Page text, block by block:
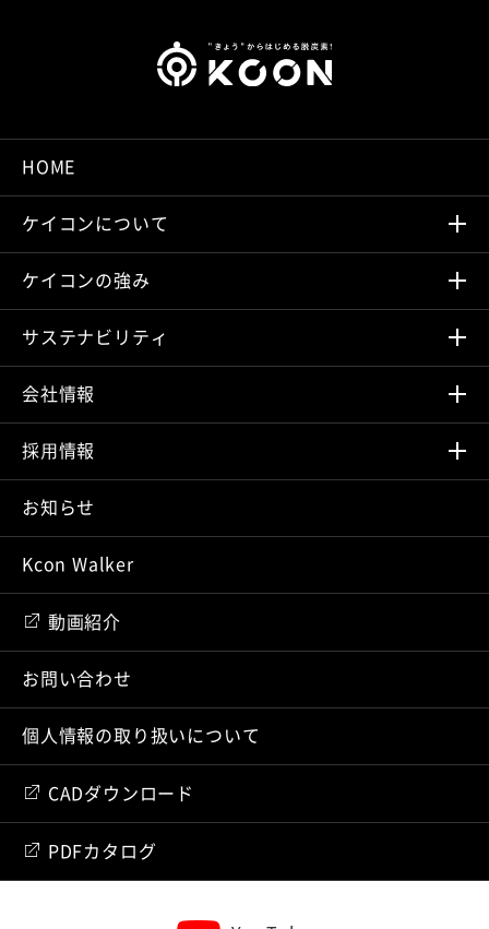
HOME
ケイコンについて
ケイコンの強み
サステナビリティ
会社情報
採⽤情報
お知らせ
Kcon Walker
動画紹介
お問い合わせ
個人情報の取り扱いについて
CADダウンロード
PDFカタログ